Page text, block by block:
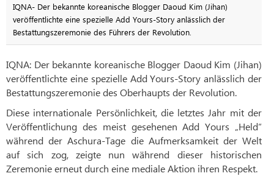
IQNA- Der bekannte koreanische Blogger Daoud Kim (Jihan)
veröffentlichte eine spezielle Add Yours-Story anlässlich der
Bestattungszeremonie des Führers der Revolution.
IQNA: Der bekannte koreanische Blogger Daoud Kim (Jihan)
veröffentlichte eine spezielle Add Yours-Story anlässlich der
Bestattungszeremonie des Oberhaupts der Revolution.
Diese internationale Persönlichkeit, die letztes Jahr mit der
Veröffentlichung des meist gesehenen Add Yours „Held“
während der Aschura-Tage die Aufmerksamkeit der Welt
auf sich zog, zeigte nun während dieser historischen
Zeremonie erneut durch eine mediale Aktion ihren Respekt.